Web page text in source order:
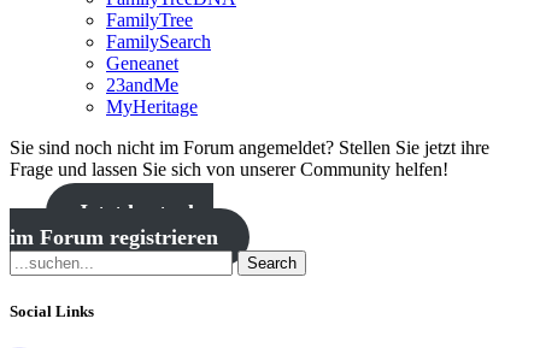
FamilyTree
FamilySearch
Geneanet
23andMe
MyHeritage
Sie sind noch nicht im Forum angemeldet? Stellen Sie jetzt ihre
Frage und lassen Sie sich von unserer Community helfen!
Jetzt kostenlos
im Forum registrieren
Search
Social Links